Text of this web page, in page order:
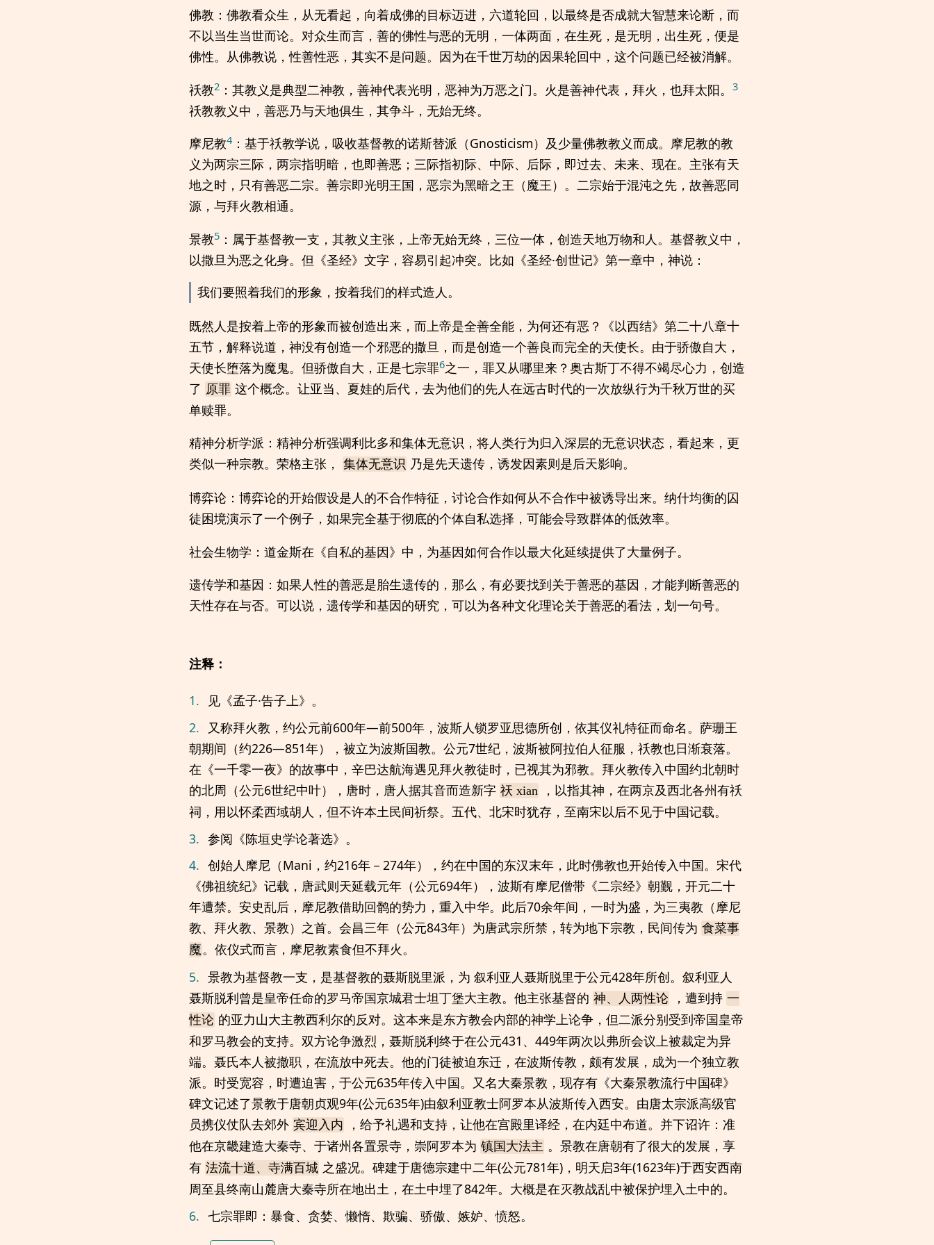
佛教：佛教看众生，从无看起，向着成佛的目标迈进，六道轮回，以最终是否成就大智慧来论断，而
不以当生当世而论。对众生而言，善的佛性与恶的无明，一体两面，在生死，是无明，出生死，便是
佛性。从佛教说，性善性恶，其实不是问题。因为在千世万劫的因果轮回中，这个问题已经被消解。
祅教2 ：其教义是典型二神教，善神代表光明，恶神为万恶之门。火是善神代表，拜火，也拜太阳。 3
祅教教义中，善恶乃与天地俱生，其争斗，无始无终。
摩尼教4 ：基于祅教学说，吸收基督教的诺斯替派（Gnosticism）及少量佛教教义而成。摩尼教的教
义为两宗三际，两宗指明暗，也即善恶；三际指初际、中际、后际，即过去、未来、现在。主张有天
地之时，只有善恶二宗。善宗即光明王国，恶宗为黑暗之王（魔王）。二宗始于混沌之先，故善恶同
源，与拜火教相通。
景教5 ：属于基督教一支，其教义主张，上帝无始无终，三位一体，创造天地万物和人。基督教义中，
以撒旦为恶之化身。但《圣经》文字，容易引起冲突。比如《圣经·创世记》第一章中，神说：
我们要照着我们的形象，按着我们的样式造人。
既然人是按着上帝的形象而被创造出来，而上帝是全善全能，为何还有恶？《以西结》第二十八章十
五节，解释说道，神没有创造一个邪恶的撒旦，而是创造一个善良而完全的天使长。由于骄傲自大，
天使长堕落为魔鬼。但骄傲自大，正是七宗罪6之一，罪又从哪里来？奥古斯丁不得不竭尽心力，创造
了 原罪 这个概念。让亚当、夏娃的后代，去为他们的先人在远古时代的一次放纵行为千秋万世的买
单赎罪。
精神分析学派：精神分析强调利比多和集体无意识，将人类行为归入深层的无意识状态，看起来，更
类似一种宗教。荣格主张，
集体无意识 乃是先天遗传，诱发因素则是后天影响。
博弈论：博弈论的开始假设是人的不合作特征，讨论合作如何从不合作中被诱导出来。纳什均衡的囚
徒困境演示了一个例子，如果完全基于彻底的个体自私选择，可能会导致群体的低效率。
社会生物学：道金斯在《自私的基因》中，为基因如何合作以最大化延续提供了大量例子。
遗传学和基因：如果人性的善恶是胎生遗传的，那么，有必要找到关于善恶的基因，才能判断善恶的
天性存在与否。可以说，遗传学和基因的研究，可以为各种文化理论关于善恶的看法，划一句号。
注释：
1.
见《孟子·告子上》。
2.
又称拜火教，约公元前600年—前500年，波斯人锁罗亚思德所创，依其仪礼特征而命名。萨珊王
朝期间（约226—851年），被立为波斯国教。公元7世纪，波斯被阿拉伯人征服，祅教也日渐衰落。
在《一千零一夜》的故事中，辛巴达航海遇见拜火教徒时，已视其为邪教。拜火教传入中国约北朝时
的北周（公元6世纪中叶），唐时，唐人据其音而造新字 祆 xian
，以指其神，在两京及西北各州有祅
祠，用以怀柔西域胡人，但不许本土民间祈祭。五代、北宋时犹存，至南宋以后不见于中国记载。
3. 参阅《陈垣史学论著选》。
4. 创始人摩尼（Mani，约216年－274年），约在中国的东汉末年，此时佛教也开始传入中国。宋代
《佛祖统纪》记载，唐武则天延载元年（公元694年），波斯有摩尼僧带《二宗经》朝觐，开元二十
年遭禁。安史乱后，摩尼教借助回鹘的势力，重入中华。此后70余年间，一时为盛，为三夷教（摩尼
教、拜火教、景教）之首。会昌三年（公元843年）为唐武宗所禁，转为地下宗教，民间传为 食菜事
魔。依仪式而言，摩尼教素食但不拜火。
5. 景教为基督教一支，是基督教的聂斯脱里派，为 叙利亚人聂斯脱里于公元428年所创。叙利亚人
聂斯脱利曾是皇帝任命的罗马帝国京城君士坦丁堡大主教。他主张基督的 神、人两性论 ，遭到持 一
性论 的亚力山大主教西利尔的反对。这本来是东方教会内部的神学上论争，但二派分别受到帝国皇帝
和罗马教会的支持。双方论争激烈，聂斯脱利终于在公元431、449年两次以弗所会议上被裁定为异
端。聂氏本人被撤职，在流放中死去。他的门徒被迫东迁，在波斯传教，颇有发展，成为一个独立教
派。时受宽容，时遭迫害，于公元635年传入中国。又名大秦景教，现存有《大秦景教流行中国碑》
碑文记述了景教于唐朝贞观9年(公元635年)由叙利亚教士阿罗本从波斯传入西安。由唐太宗派高级官
员携仪仗队去郊外 宾迎入内
，给予礼遇和支持，让他在宫殿里译经，在内廷中布道。并下诏许：准
他在京畿建造大秦寺、于诸州各置景寺，崇阿罗本为 镇国大法主 。景教在唐朝有了很大的发展，享
有 法流十道、寺满百城 之盛况。碑建于唐德宗建中二年(公元781年)，明天启3年(1623年)于西安西南
周至县终南山麓唐大秦寺所在地出土，在土中埋了842年。大概是在灭教战乱中被保护埋入土中的。
6. 七宗罪即：暴食、贪婪、懒惰、欺骗、骄傲、嫉妒、愤怒。